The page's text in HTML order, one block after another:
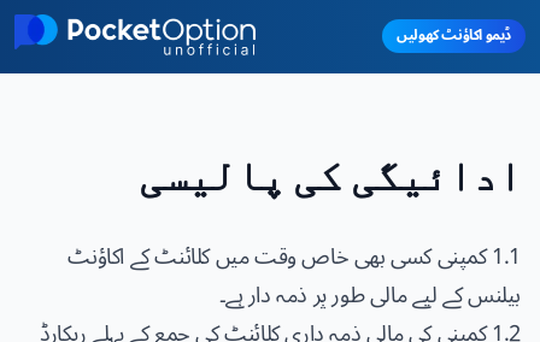
Skip to main content
ڈیمو اکاؤنٹ کھولیں
ادائیگی کی پالیسی
1.1 کمپنی کسی بھی خاص وقت میں کلائنٹ کے اکاؤنٹ
بیلنس کے لیے مالی طور پر ذمہ دار ہے۔